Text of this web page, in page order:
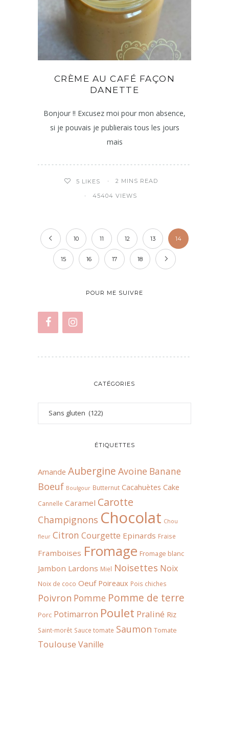
CRÈME AU CAFÉ FAÇON
DANETTE
Bonjour !! Excusez moi pour mon absence,
si je pouvais je publierais tous les jours
mais
5 LIKES 2 MINS READ
45404 VIEWS
10 11 12 13 14
15 16 17 18
POUR ME SUIVRE
CATÉGORIES
ÉTIQUETTES
Amande Aubergine Avoine Banane
Boeuf Boulgour Butternut Cacahuètes Cake
Cannelle Caramel Carotte
Champignons Chocolat Chou
fleur Citron Courgette Epinards Fraise
Framboises Fromage Fromage blanc
Jambon Lardons Miel Noisettes Noix
Noix de coco Oeuf Poireaux Pois chiches
Poivron Pomme Pomme de terre
Porc Potimarron Poulet Praliné Riz
Saint-morêt Sauce tomate Saumon Tomate
Toulouse Vanille